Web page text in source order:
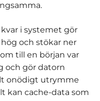
i systemet gör
och stökar ner
till en början var
och gör datorn
onödigt utrymme
kan cache-data som